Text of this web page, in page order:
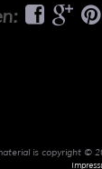
is copyright ©